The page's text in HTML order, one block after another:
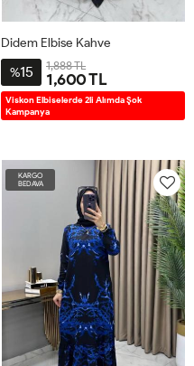
1BD38-
40
2BD42-
44
3BD46-
48
4BD50-
52
Didem Elbise Kahve
%15 1,888 TL
1,600 TL
Viskon Elbiselerde 2li Alımda Şok
Kampanya
KARGO
BEDAVA